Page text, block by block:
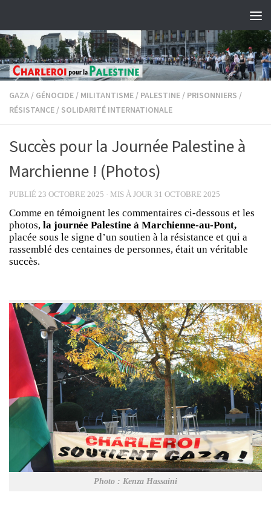
GAZA / GÉNOCIDE / MILITANTISME / PALESTINE / PRISONNIERS /
RÉSISTANCE / SOLIDARITÉ INTERNATIONALE
Succès pour la Journée Palestine à
Marchienne ! (Photos)
PUBLIÉ 23 OCTOBRE 2025 · MIS À JOUR 31 OCTOBRE 2025
Comme en témoignent les commentaires ci-dessous et les
photos, la journée Palestine à Marchienne-au-Pont,
placée sous le signe d’un soutien à la résistance et qui a
rassemblé des centaines de personnes, était un véritable
succès.
Photo : Kenza Hassaini